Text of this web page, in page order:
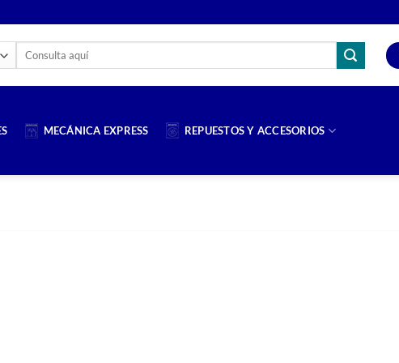
Buscar
MECÁNICA EXPRESS REPUESTOS Y ACCESORIOS